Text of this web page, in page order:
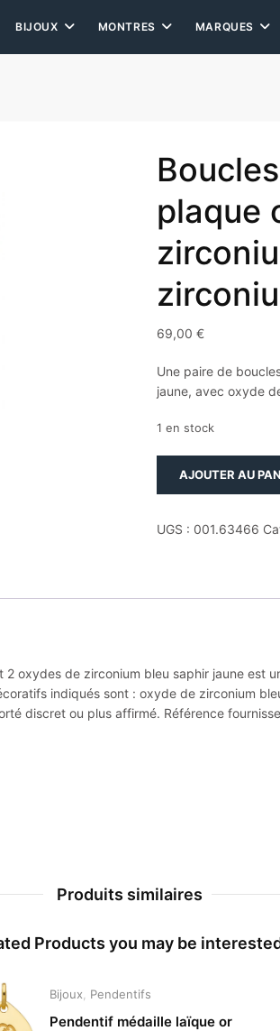
BIJOUX MONTRES MARQUES
plaque
69,00 €
Une paire de
jaune, avec oxyde
1 en stock
d'oreilles
et
zirconium
et
2
AJOUTER AU
UGS : 001.63466
oxydes de zirconium bleu saphir jaune est
indiqués sont : oxyde de zirconium
discret ou plus affirmé. Référence
Produits similaires
Products you may be
Bijoux Pendentifs
Pendentif médaille laïque or